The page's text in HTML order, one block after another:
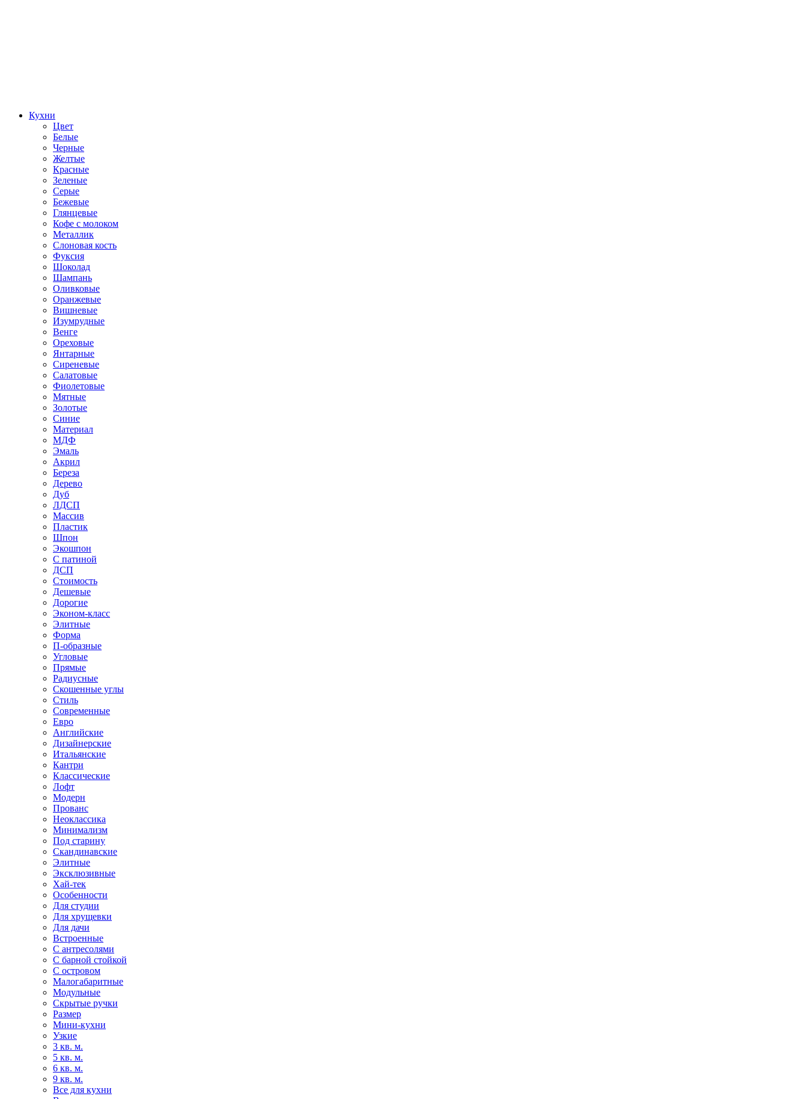
Кухни
Цвет
Белые
Черные
Желтые
Красные
Зеленые
Серые
Бежевые
Глянцевые
Кофе с молоком
Металлик
Слоновая кость
Фуксия
Шоколад
Шампань
Оливковые
Оранжевые
Вишневые
Изумрудные
Венге
Ореховые
Янтарные
Сиреневые
Салатовые
Фиолетовые
Мятные
Золотые
Синие
Материал
МДФ
Эмаль
Акрил
Береза
Дерево
Дуб
ЛДСП
Массив
Пластик
Шпон
Экошпон
С патиной
ДСП
Стоимость
Дешевые
Дорогие
Эконом-класс
Элитные
Форма
П-образные
Угловые
Прямые
Радиусные
Скошенные углы
Стиль
Современные
Евро
Английские
Дизайнерские
Итальянские
Кантри
Классические
Лофт
Модерн
Прованс
Неоклассика
Минимализм
Под старину
Скандинавские
Элитные
Эксклюзивные
Хай-тек
Особенности
Для студии
Для хрущевки
Для дачи
Встроенные
С антресолями
С барной стойкой
С островом
Малогабаритные
Модульные
Скрытые ручки
Размер
Мини-кухни
Узкие
3 кв. м.
5 кв. м.
6 кв. м.
9 кв. м.
Все для кухни